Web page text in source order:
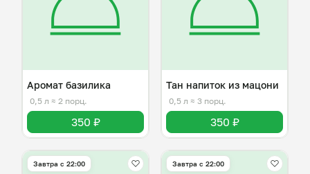
Аромат базилика
0,5 л ≈ 2 порц.
350 ₽
Тан напиток из мацони
0,5 л ≈ 3 порц.
350 ₽
Завтра c 22:00 Завтра c 22:00